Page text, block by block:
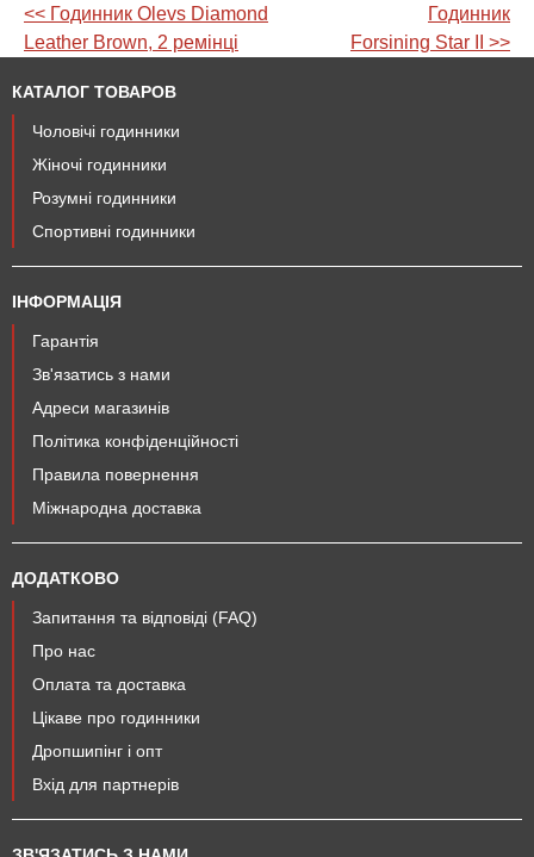
<< Годинник Olevs Diamond
Leather Brown, 2 ремінці
Годинник
Forsining Star II >>
КАТАЛОГ ТОВАРОВ
Чоловічі годинники
Жіночі годинники
Розумні годинники
Спортивні годинники
ІНФОРМАЦІЯ
Гарантія
Зв'язатись з нами
Адреси магазинів
Політика конфіденційності
Правила повернення
Міжнародна доставка
ДОДАТКОВО
Запитання та відповіді (FAQ)
Про нас
Оплата та доставка
Цікаве про годинники
Дропшипінг і опт
Вхід для партнерів